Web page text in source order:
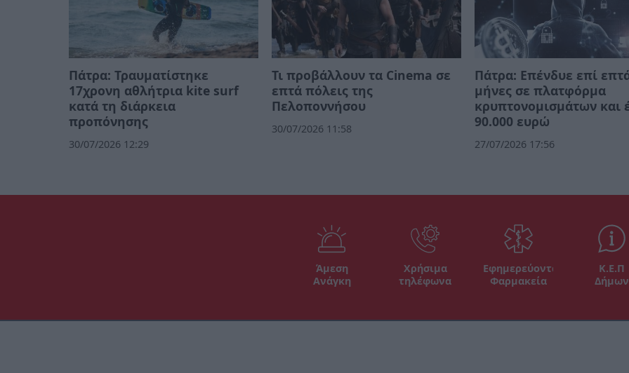
Πάτρα: Τραυματίστηκε
17χρονη αθλήτρια kite surf
κατά τη διάρκεια
προπόνησης
30/07/2026 12:29
Τι προβάλλουν τα Cinema σε
επτά πόλεις της
Πελοποννήσου
30/07/2026 11:58
Πάτρα: Επένδυε επί
μήνες σε πλατφόρμα
κρυπτονομισμάτων και
90.000 ευρώ
27/07/2026 17:56
Άμεση
Ανάγκη
Χρήσιμα
τηλέφωνα
Εφημερεύοντα
Φαρμακεία
Κ.Ε.Π
Δήμων